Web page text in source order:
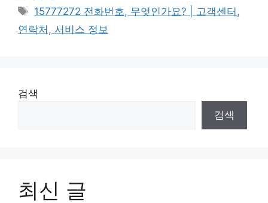
Tags
15777272 전화번호, 무엇인가요? | 고객센터,
연락처, 서비스 정보
검색
검색
최신 글